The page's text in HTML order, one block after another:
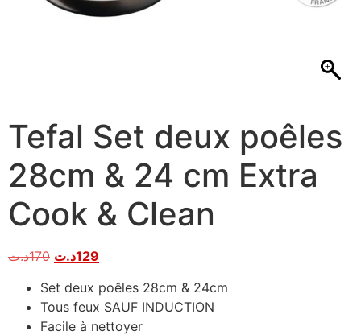
Tefal Set deux poêles
28cm & 24 cm Extra
Cook & Clean
170د.ت 129د.ت
Set deux poêles 28cm & 24cm
Tous feux SAUF INDUCTION
Facile à nettoyer